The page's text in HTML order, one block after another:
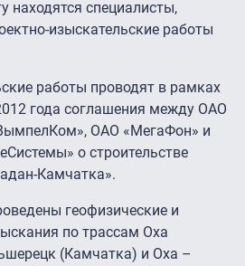
находятся специалисты,
изыскательские работы
работы проводят в рамках
года соглашения между ОАО
ОАО «МегаФон» и
о строительстве
Камчатка».
геофизические и
по трассам Оха
(Камчатка) и Оха –